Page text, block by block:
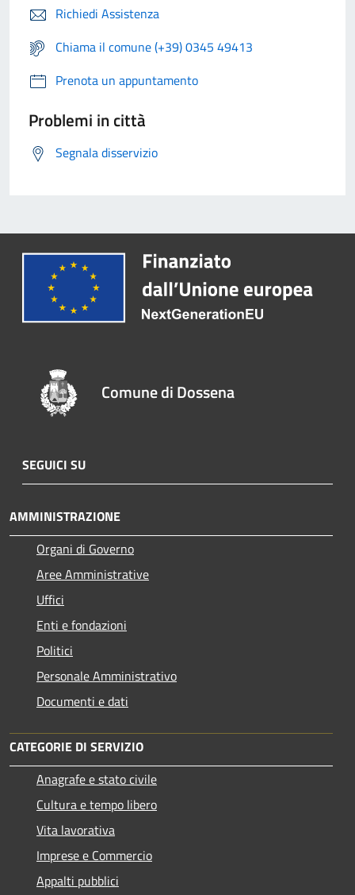
Richiedi Assistenza
Chiama il comune (+39) 0345 49413
Prenota un appuntamento
Problemi in città
Segnala disservizio
Comune di Dossena
SEGUICI SU
AMMINISTRAZIONE
Organi di Governo
Aree Amministrative
Uffici
Enti e fondazioni
Politici
Personale Amministrativo
Documenti e dati
CATEGORIE DI SERVIZIO
Anagrafe e stato civile
Cultura e tempo libero
Vita lavorativa
Imprese e Commercio
Appalti pubblici